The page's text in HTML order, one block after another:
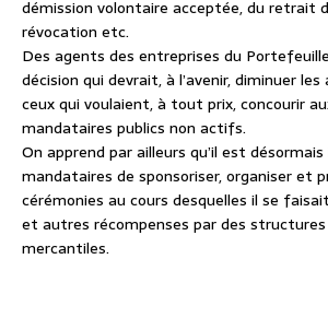
démission volontaire acceptée, du retrait
révocation etc.
Des agents des entreprises du
décision qui devrait, à l’avenir, diminuer
ceux qui voulaient, à tout prix, concourir
mandataires publics non actifs.
On apprend par ailleurs qu’il est
mandataires de sponsoriser, organiser et
cérémonies au cours desquelles il se
et autres récompenses par des
mercantiles.